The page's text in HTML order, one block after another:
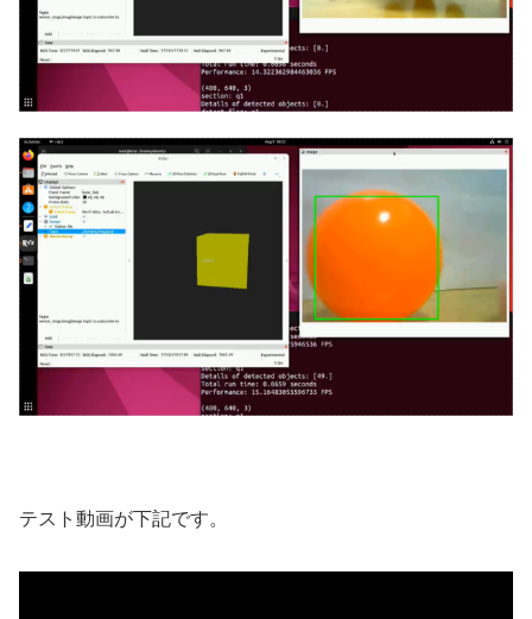
テスト動画が下記です。